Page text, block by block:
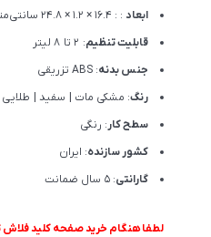
ابعاد : : 16.4 × 1.2 × 24.8 سانتی‌متر
قابلیت تنظیم: 2 تا 8 لیتر
جنس بدنه: ABS تزریقی
رنگ: مشکی مات | سفید | طلایی
سطح کار: رنگی
کشور سازنده: ایران
گارانتی: 5 سال ضمانت
لطفا هنگام خرید صفحه کلید فلاش